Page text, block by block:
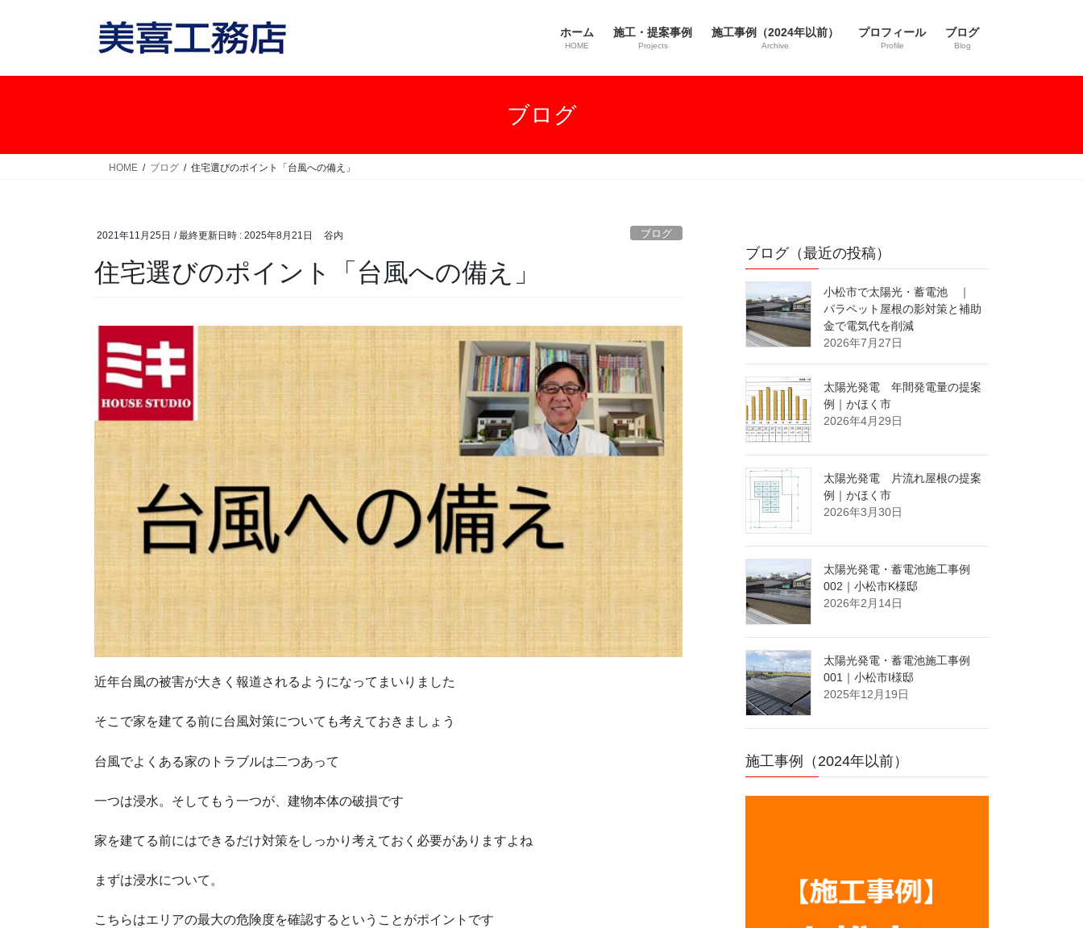
ホーム
HOME
施工・提案事例
Projects
施工事例（2024年以前）
Archive
プロフィール
Profile
ブログ
Blog
ブログ
HOME ブログ 住宅選びのポイント「台風への備え」
2021年11月25日 / 最終更新日時 : 2025年8月21日 谷内 ブログ
住宅選びのポイント「台風への備え」
近年台風の被害が大きく報道されるようになってまいりました
そこで家を建てる前に台風対策についても考えておきましょう
台風でよくある家のトラブルは二つあって
一つは浸水。そしてもう一つが、建物本体の破損です
家を建てる前にはできるだけ対策をしっかり考えておく必要がありますよね
まずは浸水について。
こちらはエリアの最大の危険度を確認するということがポイントです
ブログ（最近の投稿）
小松市で太陽光・蓄電池 ｜
パラペット屋根の影対策と補助
金で電気代を削減
2026年7月27日
太陽光発電 年間発電量の提案
例｜かほく市
2026年4月29日
太陽光発電 片流れ屋根の提案
例｜かほく市
2026年3月30日
太陽光発電・蓄電池施工事例
002｜小松市K様邸
2026年2月14日
太陽光発電・蓄電池施工事例
001｜小松市I様邸
2025年12月19日
施工事例（2024年以前）